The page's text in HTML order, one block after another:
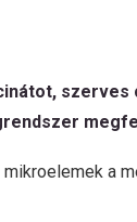
szerves
a